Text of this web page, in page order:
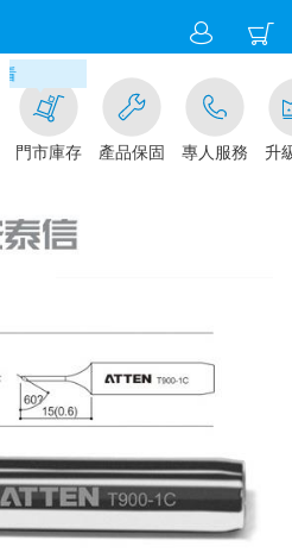
滿千元門市取貨現折1%(部
門市庫存 產品保固 專人服務 升